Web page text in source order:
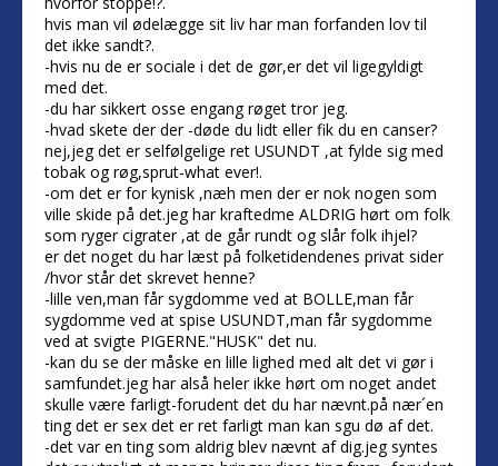
hvis man vil ødelægge sit liv har man forfanden lov til
det ikke sandt?.
-hvis nu de er sociale i det de gør,er det vil ligegyldigt
med det.
-du har sikkert osse engang røget tror jeg.
-hvad skete der der -døde du lidt eller fik du en canser?
nej,jeg det er selfølgelige ret USUNDT ,at fylde sig med
tobak og røg,sprut-what ever!.
-om det er for kynisk ,næh men der er nok nogen som
ville skide på det.jeg har kraftedme ALDRIG hørt om folk
som ryger cigrater ,at de går rundt og slår folk ihjel?
er det noget du har læst på folketidendenes privat sider
/hvor står det skrevet henne?
-lille ven,man får sygdomme ved at BOLLE,man får
sygdomme ved at spise USUNDT,man får sygdomme
ved at svigte PIGERNE."HUSK" det nu.
-kan du se der måske en lille lighed med alt det vi gør i
samfundet.jeg har alså heler ikke hørt om noget andet
skulle være farligt-forudent det du har nævnt.på nær´en
ting det er sex det er ret farligt man kan sgu dø af det.
-det var en ting som aldrig blev nævnt af dig.jeg syntes